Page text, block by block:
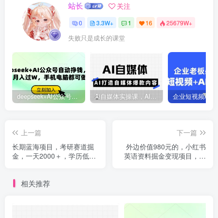
站长 关注
0 3.3W+ 1 16 25679W+
失败只是成长的课堂
deepseek+AI公众号自动挣钱，轻松月入过W，手机电脑都可做 Ai自媒体实操课，AI打造自媒体爆款内容
上一篇
长期蓝海项目，考研赛道掘
金，一天2000＋，学历低也
下一篇
外边价值980元的，小红书
英语资料掘金变现项目，小
相关推荐